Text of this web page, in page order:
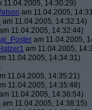
11.04.2005, 14:30:29)
am 11.04.2005,
am 11.04.2005, 14:32:14)
11.04.2005, 14:32:44)
am 11.04.2005,
am 11.04.2005,
11.04.2005, 14:34:31)
11.04.2005, 14:35:21)
11.04.2005, 14:35:48)
11.04.2005, 14:36:54)
am 11.04.2005, 14:38:15)